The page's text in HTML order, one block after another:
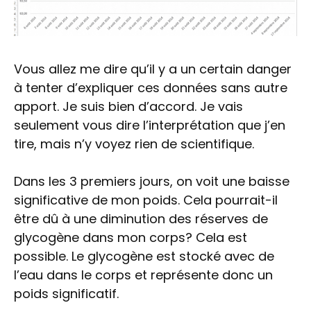
Vous allez me dire qu’il y a un certain danger
à tenter d’expliquer ces données sans autre
apport. Je suis bien d’accord. Je vais
seulement vous dire l’interprétation que j’en
tire, mais n’y voyez rien de scientifique.
Dans les 3 premiers jours, on voit une baisse
significative de mon poids. Cela pourrait-il
être dû à une diminution des réserves de
glycogène dans mon corps? Cela est
possible. Le glycogène est stocké avec de
l’eau dans le corps et représente donc un
poids significatif.